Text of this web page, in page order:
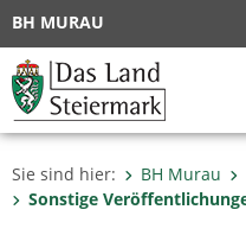
BH MURAU
Sie sind hier: BH Murau
Sonstige